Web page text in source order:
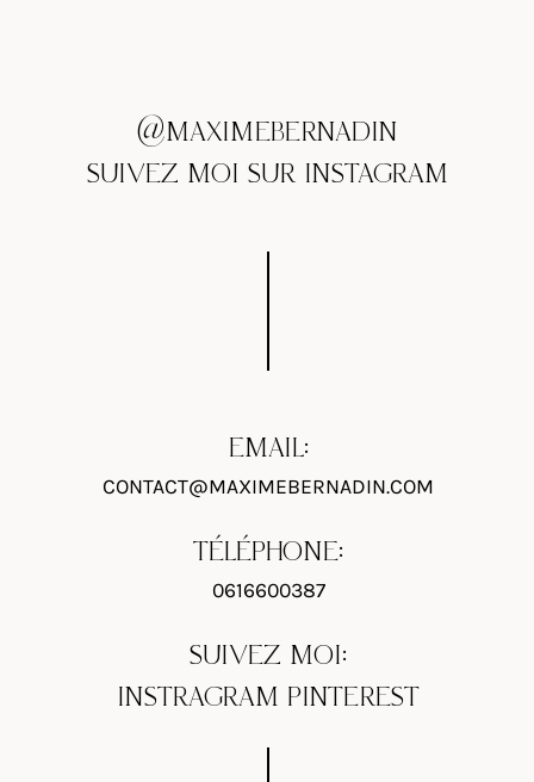
@MAXIMEBERNADIN
SUIVEZ MOI SUR INSTAGRAM
EMAIL:
CONTACT@MAXIMEBERNADIN.COM
TÉLÉPHONE:
0616600387
SUIVEZ MOI:
INSTRAGRAM PINTEREST